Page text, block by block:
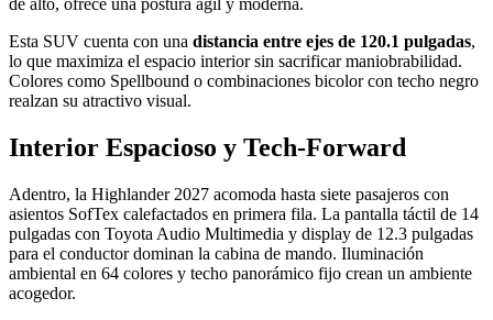
de alto, ofrece una postura ágil y moderna.
Esta SUV cuenta con una distancia entre ejes de 120.1 pulgadas,
lo que maximiza el espacio interior sin sacrificar maniobrabilidad.
Colores como Spellbound o combinaciones bicolor con techo negro
realzan su atractivo visual.
Interior Espacioso y Tech-Forward
Adentro, la Highlander 2027 acomoda hasta siete pasajeros con
asientos SofTex calefactados en primera fila. La pantalla táctil de 14
pulgadas con Toyota Audio Multimedia y display de 12.3 pulgadas
para el conductor dominan la cabina de mando. Iluminación
ambiental en 64 colores y techo panorámico fijo crean un ambiente
acogedor.